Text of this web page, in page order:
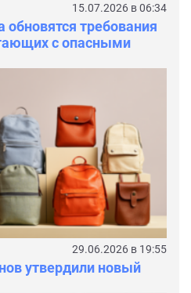
15.07.2026 в 06:34
обновятся требования
с опасными
29.06.2026 в 19:55
утвердили новый